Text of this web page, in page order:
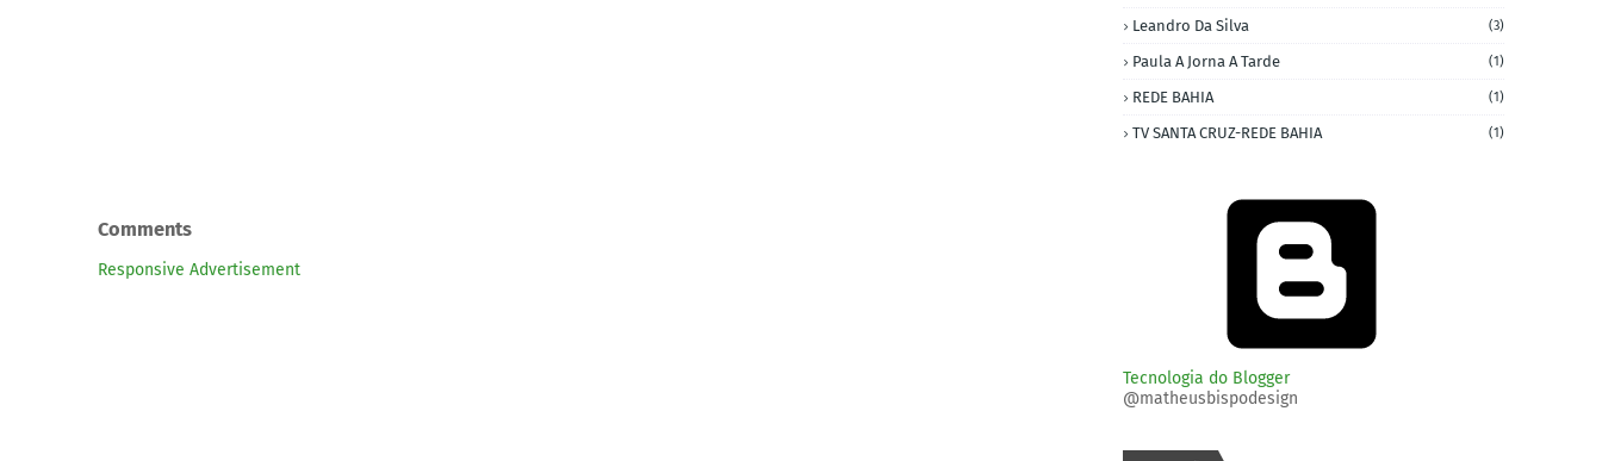
Comments
Responsive Advertisement
Leandro Da Silva (3)
Paula A Jorna A Tarde (1)
REDE BAHIA (1)
TV SANTA CRUZ-REDE BAHIA (1)
Tecnologia do Blogger
@matheusbispodesign